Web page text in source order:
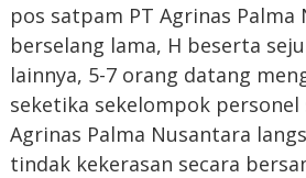
pos satpam PT Agrinas Palma
berselang lama, H beserta
lainnya, 5-7 orang datang
seketika sekelompok personel
Agrinas Palma Nusantara
tindak kekerasan secara